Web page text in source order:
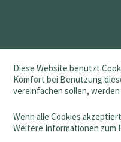
Diese Website benutzt
Komfort bei Benutzung
vereinfachen sollen,
Wenn alle Cookies
Weitere Informationen zum